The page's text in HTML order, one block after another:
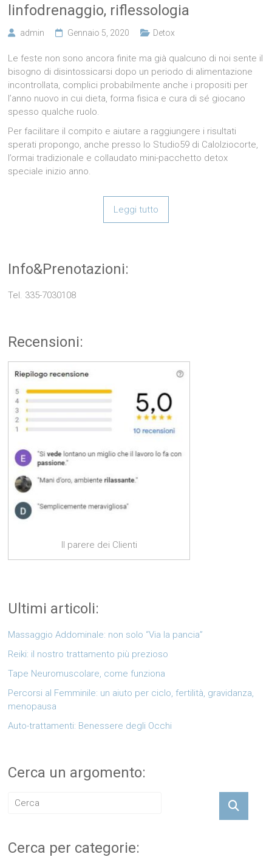
linfodrenaggio, riflessologia
admin Gennaio 5, 2020 Detox
Le feste non sono ancora finite ma già qualcuno di noi sente il
bisogno di disintossicarsi dopo un periodo di alimentazione
incontrollata, complici probabilmente anche i propositi per
l’anno nuovo in cui dieta, forma fisica e cura di sé giocano
spesso qualche ruolo.
Per facilitare il compito e aiutare a raggiungere i risultati
sperati propongo, anche presso lo Studio59 di Calolziocorte,
l’ormai tradizionale e collaudato mini-pacchetto detox
speciale inizio anno.
Leggi tutto
Info&Prenotazioni:
Tel. 335-7030108
Recensioni:
Il parere dei Clienti
Ultimi articoli:
Massaggio Addominale: non solo “Via la pancia”
Reiki: il nostro trattamento più prezioso
Tape Neuromuscolare, come funziona
Percorsi al Femminile: un aiuto per ciclo, fertilità, gravidanza,
menopausa
Auto-trattamenti: Benessere degli Occhi
Cerca un argomento:
Cerca per categorie: